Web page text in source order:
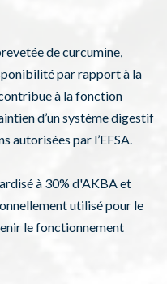
de curcumine,
par rapport à la
à la fonction
d’un système digestif
autorisées par l’EFSA.
à 30% d'AKBA et
utilisé pour le
le fonctionnement